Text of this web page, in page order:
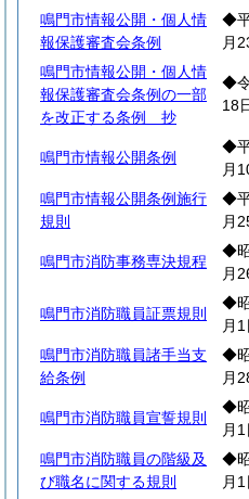
鳴門市情報公開・個人情
報保護審査会条例
◆
月
鳴門市情報公開・個人情
報保護審査会条例の一部
を改正する条例 抄
◆
18
鳴門市情報公開条例
◆
月
鳴門市情報公開条例施行
規則
◆
月
鳴門市消防事務専決規程
◆
月
鳴門市消防職員証票規則
◆
月1
鳴門市消防職員諸手当支
給条例
◆
月
鳴門市消防職員宣誓規則
◆
月1
鳴門市消防職員の階級及
び職名に関する規則
◆
月1